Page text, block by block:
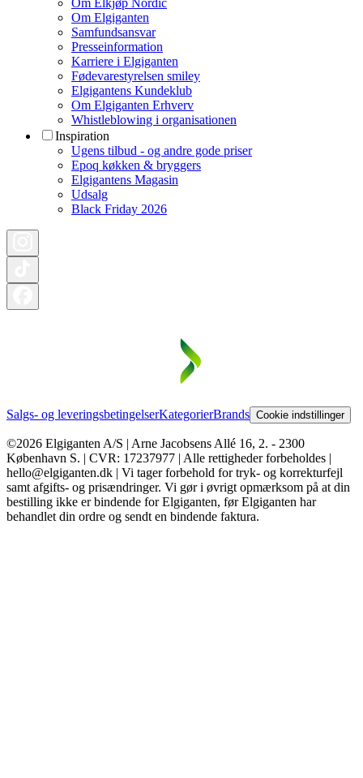
Om Elkjøp Nordic
Om Elgiganten
Samfundsansvar
Presseinformation
Karriere i Elgiganten
Fødevarestyrelsen smiley
Elgigantens Kundeklub
Om Elgiganten Erhverv
Whistleblowing i organisationen
Inspiration
Ugens tilbud - og andre gode priser
Epoq køkken & bryggers
Elgigantens Magasin
Udsalg
Black Friday 2026
Salgs- og leveringsbetingelserKategorierBrands Cookie indstillinger
©2026 Elgiganten A/S | Arne Jacobsens Allé 16, 2. - 2300
København S. | CVR: 17237977 | Alle rettigheder forbeholdes |
hello@elgiganten.dk | Vi tager forbehold for tryk- og korrekturfejl
samt afgifts- og prisændringer. Vi gør i øvrigt opmærksom på at din
bestilling ikke er bindende for Elgiganten, før Elgiganten har
behandlet din ordre og sendt en bindende faktura.